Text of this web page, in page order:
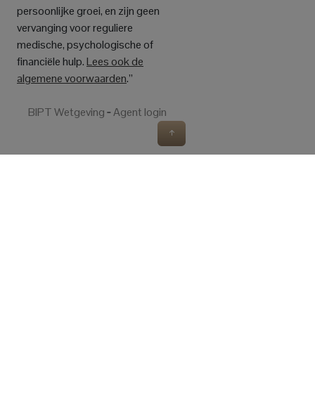
persoonlijke groei, en zijn geen
vervanging voor reguliere
medische, psychologische of
financiële hulp.Lees ook de
algemene voorwaarden.”
BIPT Wetgeving‐Agent login